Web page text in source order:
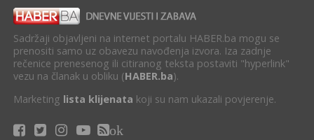
Sadržaji objavljeni na internet portalu HABER.ba mogu se
prenositi samo uz obavezu navođenja izvora. Iza zadnje
rečenice prenesenog ili citiranog teksta postaviti "hyperlink"
vezu na članak u obliku (HABER.ba).
Marketing lista klijenata koji su nam ukazali povjerenje.
ok